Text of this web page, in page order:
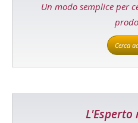
Un modo semplice per
Cerca
L'Esperto